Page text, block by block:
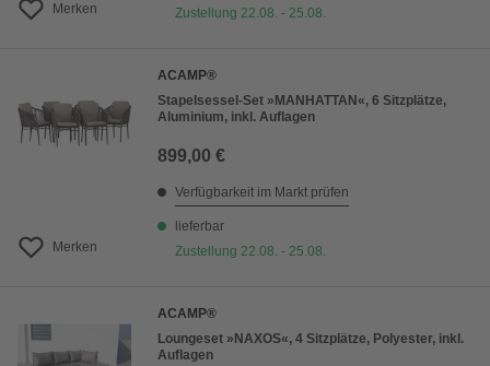
Merken
Zustellung 22.08. - 25.08.
Merken
ACAMP®
Stapelsessel-Set »MANHATTAN«, 6 Sitzplätze,
Aluminium, inkl. Auflagen
899,00 €
Verfügbarkeit im Markt prüfen
lieferbar
Zustellung 22.08. - 25.08.
ACAMP®
Loungeset »NAXOS«, 4 Sitzplätze, Polyester, inkl.
Auflagen